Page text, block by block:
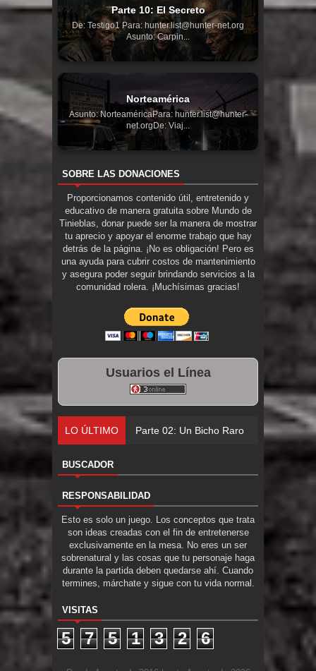
Parte 10: El Secreto
De: Testigo1 Para: hunter.list@hunter-net.org
Asunto: Carpin...
Norteamérica
Asunto: NorteaméricaPara: hunter.list@hunter-
net.orgDe: Viaj...
SOBRE LAS DONACIONES
Proporcionamos contenido útil, entretenido y
educativo de manera gratuita sobre Mundo de
Tinieblas, donar puede ser la manera de mostrar
tu aprecio y apoyar el enorme trabajo que hay
detrás de la página. ¡No es obligación! Pero es
una ayuda para cubrir costos de mantenimiento
y asegura poder seguir brindando servicios a la
comunidad rolera. ¡Muchísimas gracias!
Usuarios el Línea
LO ÚLTIMO Parte 01: Una Misión de Locos
BUSCADOR
RESPONSABILIDAD
Esto es solo un juego. Los conceptos que trata
son ideas creadas con el fin de entretenerse
exclusivamente en la mesa. No eres un ser
sobrenatural y las cosas que tu personaje haga
durante la partida deben quedarse ahí. Cuando
termines, márchate y sigue con tu vida normal.
VISITAS
5 7 5 1 3 2 6